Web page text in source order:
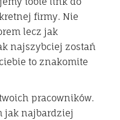
firmy. Nie
lecz jak
najszybciej zostań
to znakomite
pracowników.
jak najbardziej